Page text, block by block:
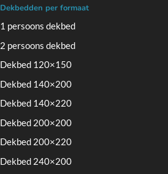
Dekbedden per formaat
1 persoons dekbed
2 persoons dekbed
Dekbed 120×150
Dekbed 140×200
Dekbed 140×220
Dekbed 200×200
Dekbed 200×220
Dekbed 240×200